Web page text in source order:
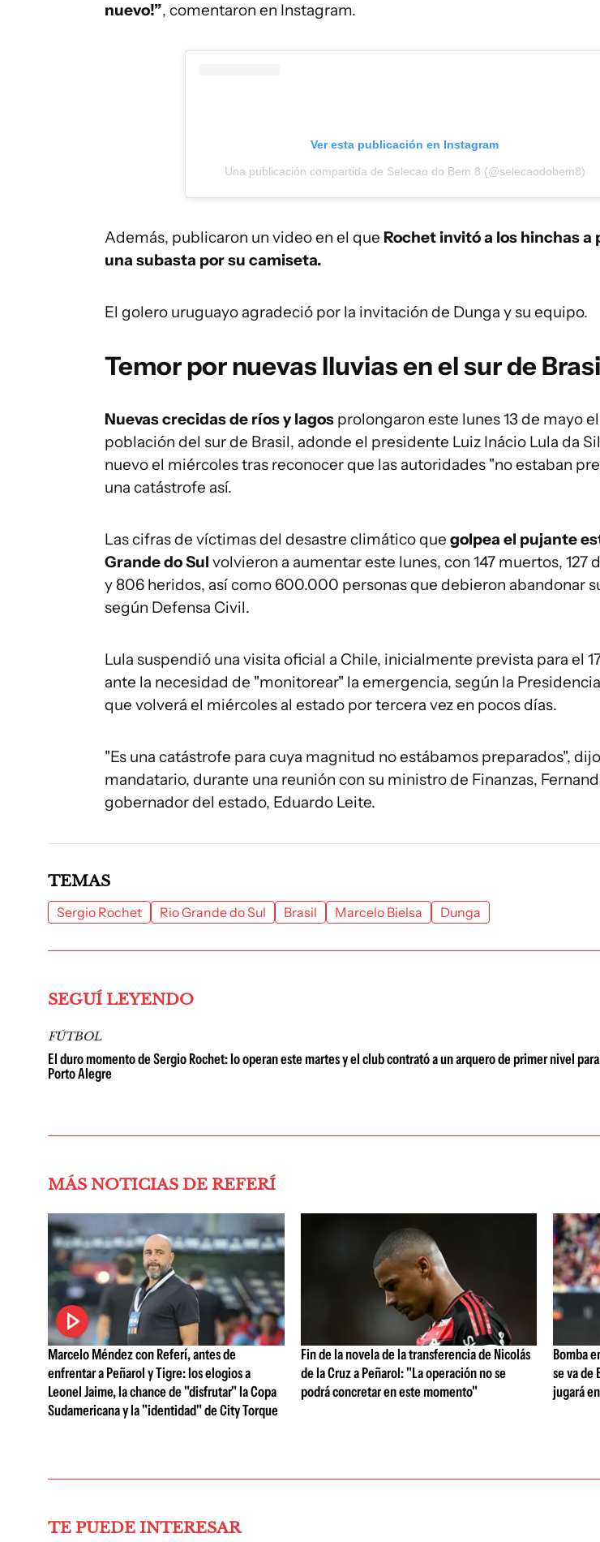
nuevo!”, comentaron en Instagram.
Ver esta publicación en Instagram
Una publicación compartida de Selecao do Bem 8 (@selecaodobem8)
Además, publicaron un video en el que Rochet invitó a los hinchas
una subasta por su camiseta.
El golero uruguayo agradeció por la invitación de Dunga y su equipo.
Temor por nuevas lluvias en el sur de
Nuevas crecidas de ríos y lagos prolongaron este lunes 13 de mayo
población del sur de Brasil, adonde el presidente Luiz Inácio Lula da
nuevo el miércoles tras reconocer que las autoridades "no estaban
una catástrofe así.
Las cifras de víctimas del desastre climático que golpea el pujante
GrandedoSul volvieron a aumentar este lunes, con 147 muertos, 127
y 806 heridos, así como 600.000 personas que debieron abandonar
según Defensa Civil.
Lula suspendió una visita oficial a Chile, inicialmente prevista para el
ante la necesidad de "monitorear" la emergencia, según la
que volverá el miércoles al estado por tercera vez en pocos días.
"Es una catástrofe para cuya magnitud no estábamos preparados",
mandatario, durante una reunión con su ministro de Finanzas,
gobernador del estado, Eduardo Leite.
TEMAS
Sergio Rochet Rio Grande do Sul Brasil Marcelo Bielsa Dunga
SEGUÍ LEYENDO
FÚTBOL
El duro momento de Sergio Rochet: lo operan este martes y el club contrató a un arquero de primer nivel
Porto Alegre
MÁS NOTICIAS DE REFERÍ
Marcelo Méndez con Referí, antes de
enfrentar a Peñarol y Tigre: los elogios a
Leonel Jaime, la chance de "disfrutar" la Copa
Sudamericana y la "identidad" de City Torque
Fin de la novela de la transferencia de Nicolás
de la Cruz a Peñarol: "La operación no se
podrá concretar en este momento"
Bomba
se va de
jugará
TE PUEDE INTERESAR